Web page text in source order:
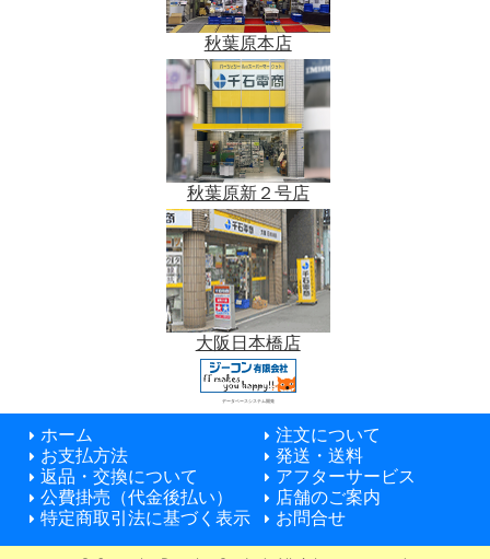
秋葉原本店
秋葉原新２号店
大阪日本橋店
データベースシステム開発
ホーム
注文について
お支払方法
発送・送料
返品・交換について
アフターサービス
公費掛売（代金後払い）
店舗のご案内
特定商取引法に基づく表示
お問合せ